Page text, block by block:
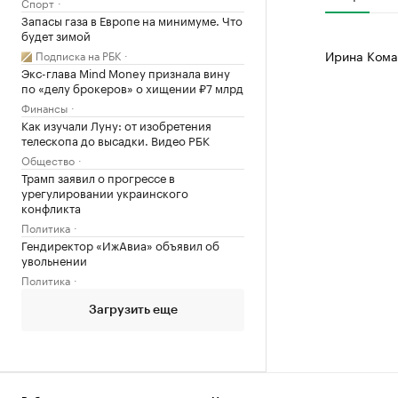
Запасы газа в Европе на минимуме. Что
будет зимой
Подписка на РБК
Экс-глава Mind Money признала вину
по «делу брокеров» о хищении ₽7 млрд
Финансы
Как изучали Луну: от изобретения
телескопа до высадки. Видео РБК
Общество
Трамп заявил о прогрессе в
урегулировании украинского
конфликта
Политика
Гендиректор «ИжАвиа» объявил об
увольнении
Политика
Загрузить еще
Ирина